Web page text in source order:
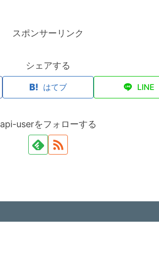
スポンサーリンク
シェアする
はてブ LINE
api-userをフォローする